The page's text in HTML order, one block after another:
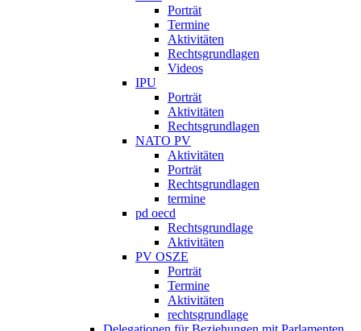
Porträt
Termine
Aktivitäten
Rechtsgrundlagen
Videos
IPU
Porträt
Aktivitäten
Rechtsgrundlagen
NATO PV
Aktivitäten
Porträt
Rechtsgrundlagen
termine
pd oecd
Rechtsgrundlage
Aktivitäten
PV OSZE
Porträt
Termine
Aktivitäten
rechtsgrundlage